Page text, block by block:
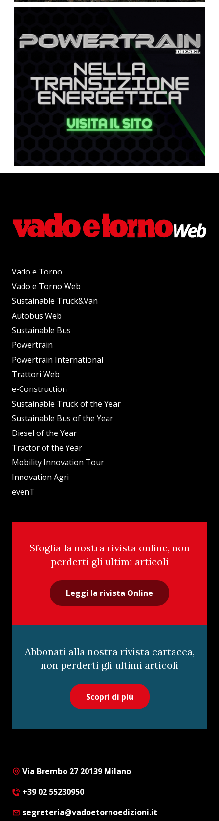
Vado e Torno
Vado e Torno Web
Sustainable Truck&Van
Autobus Web
Sustainable Bus
Powertrain
Powertrain International
Trattori Web
e-Construction
Sustainable Truck of the Year
Sustainable Bus of the Year
Diesel of the Year
Tractor of the Year
Mobility Innovation Tour
Innovation Agri
evenT
Sfoglia la nostra rivista online, non
perderti gli ultimi articoli
Leggi la rivista Online
Abbonati alla nostra rivista cartacea,
non perderti gli ultimi articoli
Scopri di più
Via Brembo 27 20139 Milano
+39 02 55230950
segreteria@vadoetornoedizioni.it